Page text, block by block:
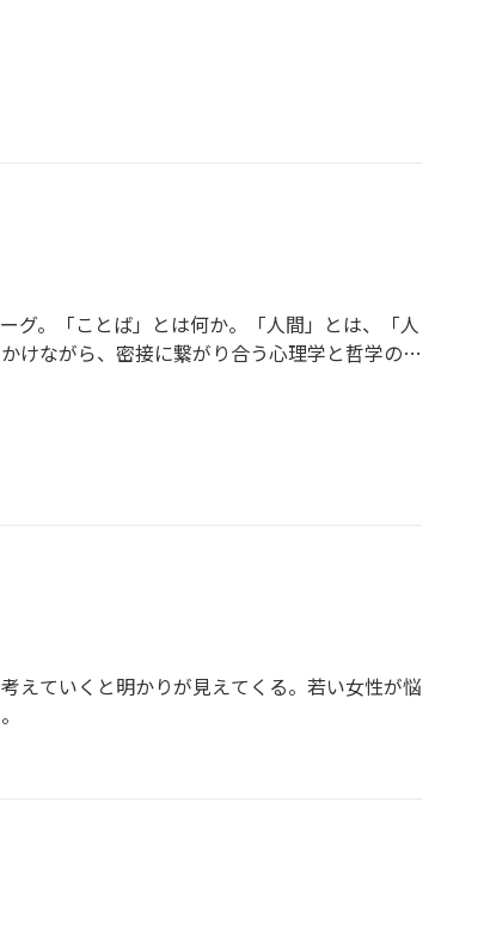
アートが教育やケアの領域を横断し、未来の
社会との錯綜した関係を読みほどく、臨床哲
グ。「ことば」とは何か。「人間」とは、「人
けながら、密接に繋がり合う心理学と哲学のあ
えていくと明かりが見えてくる。若い女性が悩